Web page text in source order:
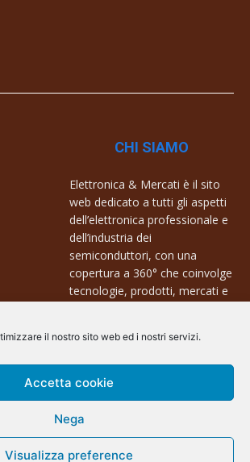
il nostro sito web ed i nostri servizi.
Accetta cookie
Nega
Visualizza preference
CHI SIAMO
Elettronica & Mercati è il sito
web dedicato a tutti gli aspetti
dell’elettronica professionale e
dell’industria dei
semiconduttori, con una
copertura a 360° che coinvolge
tecnologie, prodotti, mercati e
Contatti:
info@arscommunication.it
2023